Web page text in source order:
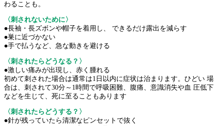
わることも。
〈刺されないために〉
●長袖・長ズボンや帽子を着用し、 できるだけ露出を減らす
●巣に近づかない
●手で払うなど、急な動きを避ける
〈刺されたらどうなる？〉
●激しい痛みが出現し、赤く腫れる
初めて刺された場合は通常は1日以内に症状は治まります。ひどい 場
合は、刺されて30分～1時間で呼吸困難、腹痛、意識消失や血 圧低下
などを生じて、死に至ることもあります
〈刺されたらどうする？〉
●針が残っていたら清潔なピンセットで抜く